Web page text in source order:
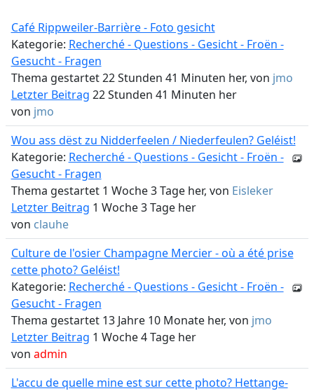
Café Rippweiler-Barrière - Foto gesicht
Kategorie: Recherché - Questions - Gesicht - Froën -
Gesucht - Fragen
Thema gestartet 22 Stunden 41 Minuten her, von jmo
Letzter Beitrag 22 Stunden 41 Minuten her
von jmo
Wou ass dëst zu Nidderfeelen / Niederfeulen? Geléist!
Kategorie: Recherché - Questions - Gesicht - Froën -
Gesucht - Fragen
Thema gestartet 1 Woche 3 Tage her, von Eisleker
Letzter Beitrag 1 Woche 3 Tage her
von clauhe
Culture de l'osier Champagne Mercier - où a été prise
cette photo? Geléist!
Kategorie: Recherché - Questions - Gesicht - Froën -
Gesucht - Fragen
Thema gestartet 13 Jahre 10 Monate her, von jmo
Letzter Beitrag 1 Woche 4 Tage her
von admin
L'accu de quelle mine est sur cette photo? Hettange-